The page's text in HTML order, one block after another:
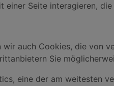
einer Seite interagieren,
wir auch Cookies, die
Sie
eine der am weitesten